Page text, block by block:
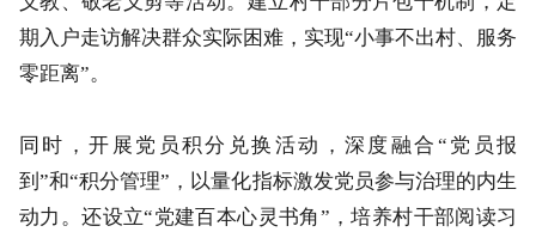
期入户走访解决群众实际困难，实现“小事不出村、服务
零距离”。
同时，开展党员积分兑换活动，深度融合“党员报
到”和“积分管理”，以量化指标激发党员参与治理的内生
动力。还设立“党建百本心灵书角”，培养村干部阅读习